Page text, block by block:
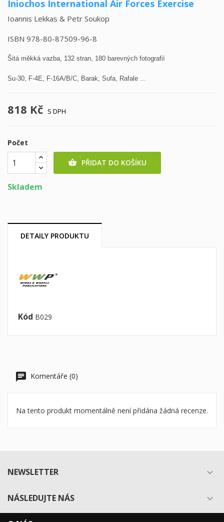
Iniochos International Air Forces Exercise
Ioannis Lekkas & Petr Soukop
ISBN 978-80-87509-96-8
Šitá měkká vazba, 132 stran, 180 barevných fotografií
Su-30, F-4E, F-16A/B/C, Barak, Sufa, Rafale ...
818 Kč S DPH
Počet
 PŘIDAT DO KOŠÍKU
Skladem
DETAILY PRODUKTU
Kód B029
Komentáře (0)
Na tento produkt momentálně není přidána žádná recenze.
NEWSLETTER 
NÁSLEDUJTE NÁS 